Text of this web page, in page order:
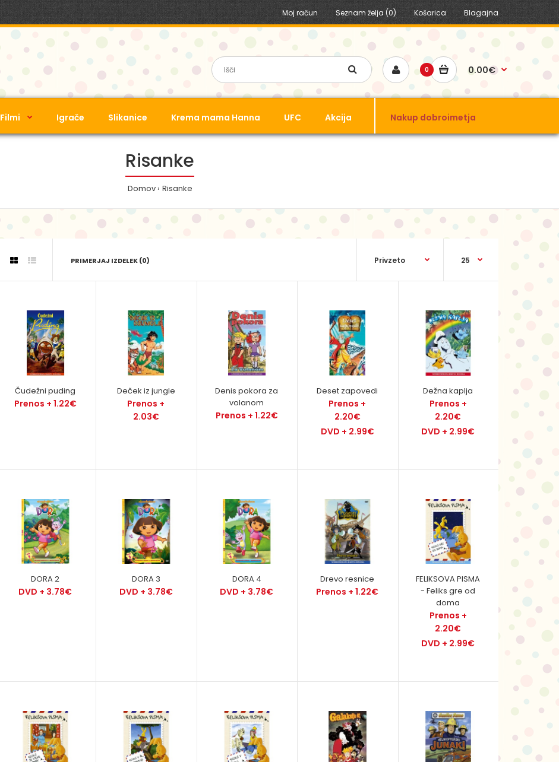
Moj račun Seznam želja (0) Košarica Blagajna
0 0.00€
Filmi Igrače Slikanice Krema mama Hanna UFC Akcija Nakup dobroimetja
Risanke
Domov Risanke
PRIMERJAJ IZDELEK (0)
Čudežni puding
Prenos + 1.22€
Albert je čudežni puding, ki govori. Uživa, če ga
jedo, ga v posodici nikoli ne zmanjka in se lahko ..
Deček iz jungle
Denis je prikupen, navihan, radoveden in
nepredvidljiv fantič, poln energije. Kjerkoli se
Čudežni puding
Prenos + 1.22€
Deček iz jungle
Prenos +
2.03€
Denis pokora za
volanom
Prenos + 1.22€
Deset zapovedi
Prenos +
2.20€
DVD + 2.99€
Dežna kaplja
Prenos +
2.20€
DVD + 2.99€
DORA 2
DVD + 3.78€
DORA 3
DVD + 3.78€
DORA 4
DVD + 3.78€
Drevo resnice
Prenos + 1.22€
FELIKSOVA PISMA
- Feliks gre od
doma
Prenos +
2.20€
DVD + 2.99€